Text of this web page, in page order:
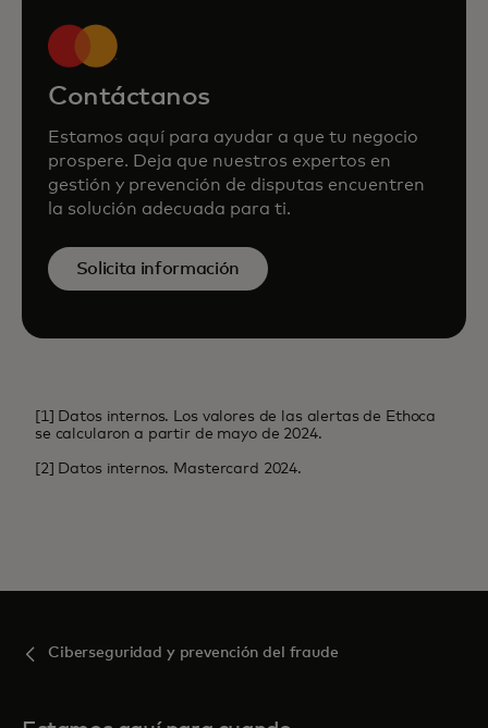
Contáctanos
Estamos aquí para ayudar a que tu negocio
prospere. Deja que nuestros expertos en
gestión y prevención de disputas encuentren
la solución adecuada para ti.
Solicita información
[1] Datos internos. Los valores de las alertas de Ethoca
se calcularon a partir de mayo de 2024.
[2] Datos internos. Mastercard 2024.
Ciberseguridad y prevención del fraude